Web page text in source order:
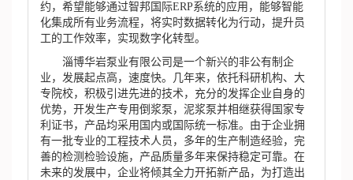
约，希望能够通过智邦国际ERP系统的应用，能够智能
化集成所有业务流程，将实时数据转化为行动，提升员
工的工作效率，实现数字化转型。
淄博华岩泵业有限公司是一个新兴的非公有制企
业，发展起点高，速度快。几年来，依托科研机构、大
专院校，积极引进先进的技术，充分的发挥企业自身的
优势，开发生产专用倒浆泵，泥浆泵并相继获得国家专
利证书，产品均采用国内或国际统一标准。由于企业拥
有一批专业的工程技术人员，多年的生产制造经验，完
善的检测检验设施，产品质量多年来保持稳定可靠。在
未来的发展中，企业将倾其全力开拓新产品，为打造出